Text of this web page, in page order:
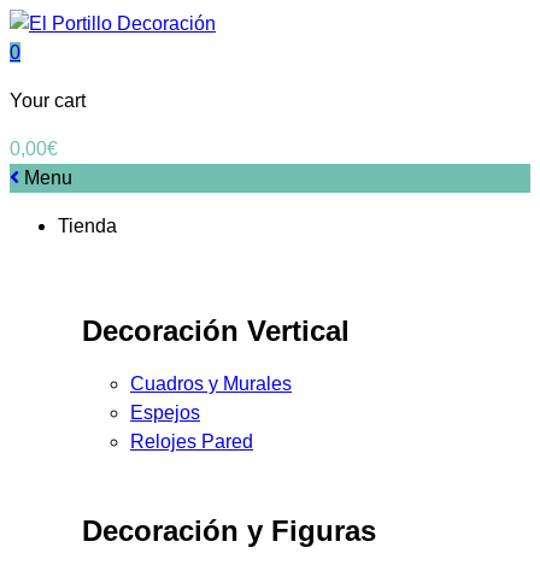
0
Your cart
0,00€
Menu
Tienda
Decoración Vertical
Cuadros y Murales
Espejos
Relojes Pared
Decoración y Figuras